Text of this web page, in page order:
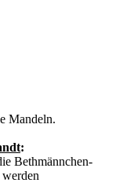
Mandeln.
:
Bethmännchen-